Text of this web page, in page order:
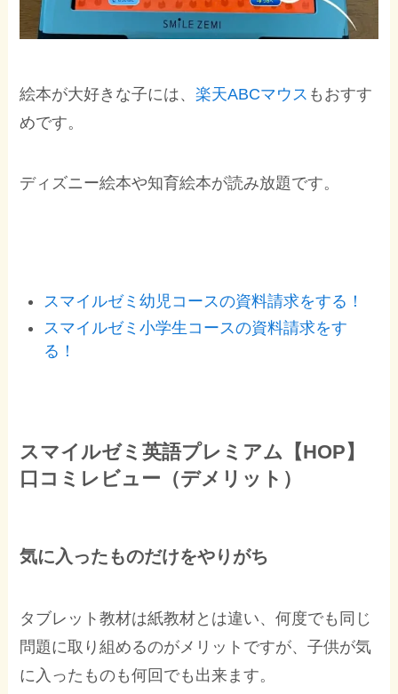
絵本が大好きな子には、楽天ABCマウス もおすす
めです。
ディズニー絵本や知育絵本が読み放題です。
スマイルゼミ幼児コースの資料請求をする！
スマイルゼミ小学生コースの資料請求をす
る！
スマイルゼミ英語プレミアム【HOP】
口コミレビュー（デメリット）
気に入ったものだけをやりがち
タブレット教材は紙教材とは違い、何度でも同じ
問題に取り組めるのがメリットですが、子供が気
に入ったものも何回でも出来ます。